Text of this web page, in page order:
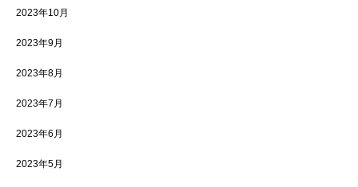
2023年10月
2023年9月
2023年8月
2023年7月
2023年6月
2023年5月